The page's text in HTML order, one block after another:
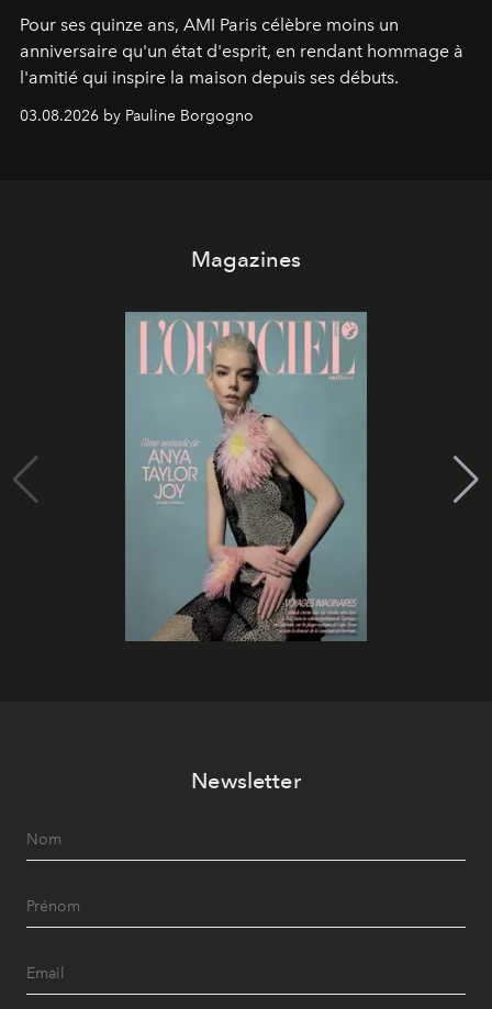
Pour ses quinze ans, AMI Paris célèbre moins un
anniversaire qu'un état d'esprit, en rendant hommage à
l'amitié qui inspire la maison depuis ses débuts.
03.08.2026 by Pauline Borgogno
Magazines
Newsletter